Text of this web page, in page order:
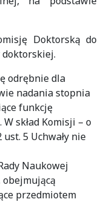
Doktorską do
odrębnie dla
nadania stopnia
funkcję
skład Komisji – o
5 Uchwały nie
Naukowej
przedmiotem